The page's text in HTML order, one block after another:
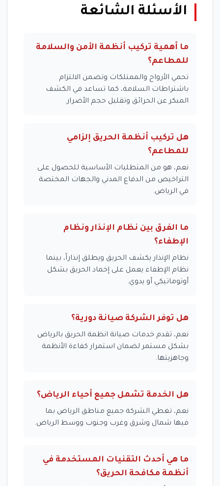
الأسئلة الشائعة
ما أهمية تركيب أنظمة الأمن والسلامة
للمطاعم؟
تحمي الأرواح والممتلكات وتضمن الالتزام
باشتراطات السلامة، كما تساعد في الكشف
المبكر عن الحرائق وتقليل حجم الأضرار.
هل تركيب أنظمة الحريق إلزامي
للمطاعم؟
نعم، هو من المتطلبات الأساسية للحصول على
التراخيص من الدفاع المدني والجهات المختصة
في الرياض.
ما الفرق بين نظام الإنذار ونظام
الإطفاء؟
نظام الإنذار يكشف الحريق ويطلق إنذاراً، بينما
نظام الإطفاء يعمل على إخماد الحريق بشكل
أوتوماتيكي أو يدوي.
هل توفر الشركة صيانة دورية؟
نعم، تقدم خدمات صيانة انظمة الحريق بالرياض
بشكل مستمر لضمان استمرار كفاءة الأنظمة
وجاهزيتها.
هل الخدمة تشمل جميع أحياء الرياض؟
نعم، تغطي الشركة جميع مناطق الرياض بما
فيها شمال وشرق وغرب وجنوب ووسط الرياض.
ما هي أحدث التقنيات المستخدمة في
أنظمة مكافحة الحريق؟